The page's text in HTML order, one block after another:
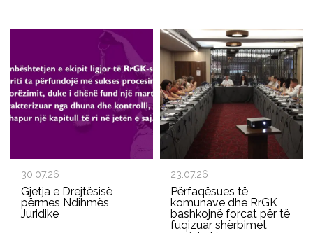
30.07.26
Gjetja e Drejtësisë
përmes Ndihmës
Juridike
23.07.26
Përfaqësues të
komunave dhe RrGK
bashkojnë forcat për të
fuqizuar shërbimet